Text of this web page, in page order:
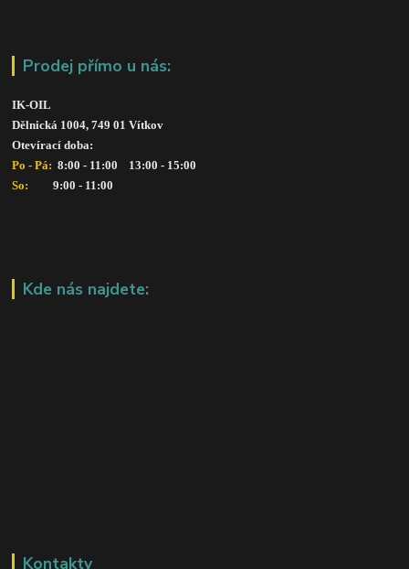
Prodej přímo u nás:
IK-OIL
Dělnická 1004, 749 01 Vítkov
Otevírací doba:
Po - Pá: 8:00 - 11:00    13:00 - 15:00
So:
      9:00 - 11:00
Kde nás najdete:
Kontakty